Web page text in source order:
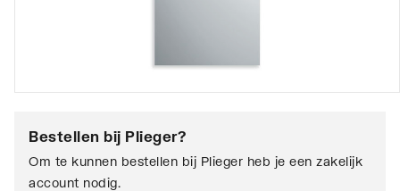
Bestellen bij Plieger?
Om te kunnen bestellen bij Plieger heb je een zakelijk
account nodig.